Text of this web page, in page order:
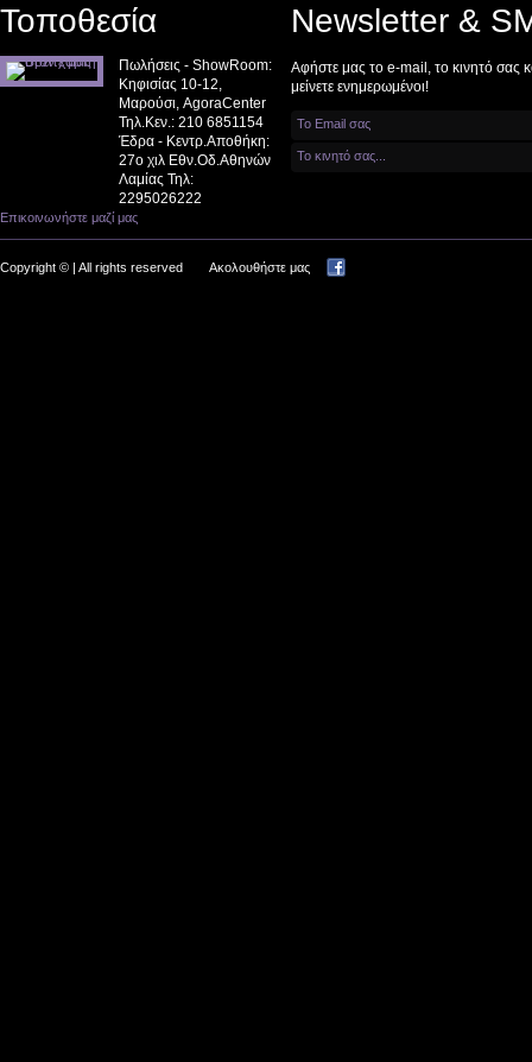
Τοποθεσία
Πωλήσεις - ShowRoom:
Κηφισίας 10-12,
Μαρούσι, AgoraCenter
Τηλ.Κεν.: 210 6851154
Έδρα - Kεντρ.Αποθήκη:
27o χιλ Εθν.Οδ.Αθηνών
Λαμίας Τηλ:
2295026222
Επικοινωνήστε μαζί μας
Newsletter &
Αφήστε μας το e-mail, το κινητό σας
μείνετε ενημερωμένοι!
Copyright © | All rights reserved Ακολουθήστε μας